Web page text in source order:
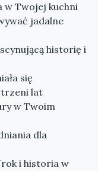
w Twojej kuchni
jadalne
historię i
się
lat
w Twoim
dla
i historia w